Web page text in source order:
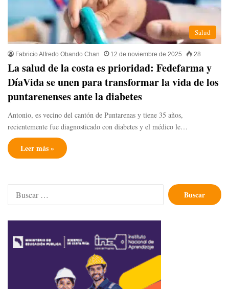
Salud
Fabricio Alfredo Obando Chan 12 de noviembre de 2025 28
​La salud de la costa es prioridad: Fedefarma y
DíaVida se unen para transformar la vida de los
puntarenenses ante la diabetes
Antonio, es vecino del cantón de Puntarenas y tiene 35 años,
recientemente fue diagnosticado con diabetes y el médico le…
Leer más »
Buscar: